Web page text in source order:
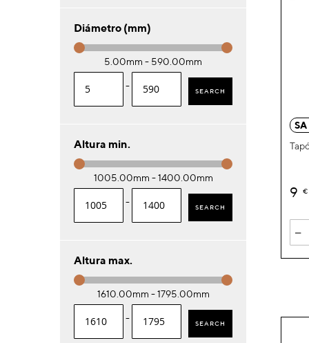
9 €
-
Diámetro (mm)
5.00mm - 590.00mm
- SEARCH
Altura min.
1005.00mm - 1400.00mm
- SEARCH
Altura max.
1610.00mm - 1795.00mm
- SEARCH